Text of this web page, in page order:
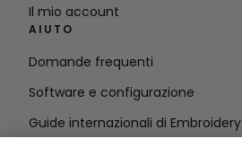
Il mio account
AIUTO
Domande frequenti
Software e configurazione
Guide internazionali di Embroidery